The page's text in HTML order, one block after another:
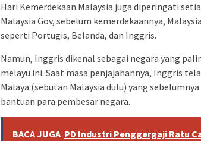
Hari Kemerdekaan Malaysia juga diperingati
Malaysia Gov, sebelum kemerdekaannya,
seperti Portugis, Belanda, dan Inggris.
Namun, Inggris dikenal sebagai negara yang
melayu ini. Saat masa penjajahannya, Inggris
Malaya (sebutan Malaysia dulu) yang
bantuan para pembesar negara.
BACA JUGA PD Industri Penggergaji Ratu